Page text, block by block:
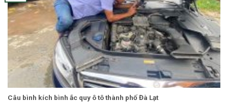
Câu bình kích bình ắc quy ô tô thành phố Đà Lạt